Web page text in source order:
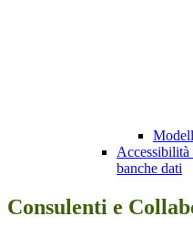
Accessibilità
banche dati
Consulenti e